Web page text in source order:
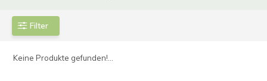
Filter
Keine Produkte gefunden!...